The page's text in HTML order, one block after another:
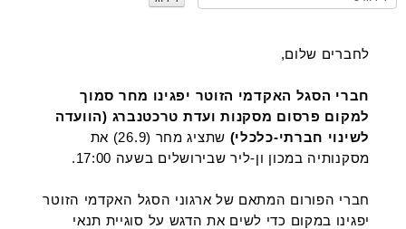
נ
לחברים שלום,
חברי הסגל האקדמי הזוטר יפגינו מחר סמוך
למקום פרסום מסקנות ועדת טרכטנברג (הוועדה
לשינוי חברתי-כלכלי)
שתציג מחר (26.9) את
מסקנותיה במכון ון-ליר שבירושלים בשעה 17:00.
חברי הפורום המתאם של ארגוני הסגל האקדמי הזוטר
יפגינו במקום כדי לשים את הדגש על סוגיית תנאי